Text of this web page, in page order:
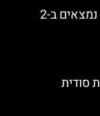
כתב יד ותיקן – אוצרות היהדות בוותיקן נמצאים ב-2
סודית